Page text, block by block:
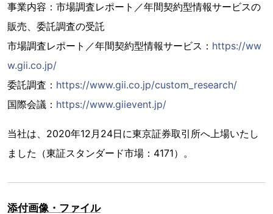
事業内容：市場調査レポート／年間契約型情報サービスの
販売、委託調査の受託
市場調査レポート／年間契約型情報サービス： https://ww
w.gii.co.jp/
委託調査： https://www.gii.co.jp/custom_research/
国際会議： https://www.giievent.jp/
当社は、2020年12月24日に東京証券取引所へ上場いたし
ました（東証スタンダード市場：4171）。
添付画像・ファイル